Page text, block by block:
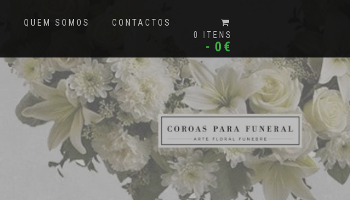
QUEM SOMOS
CONTACTOS
0 ITENS
0€